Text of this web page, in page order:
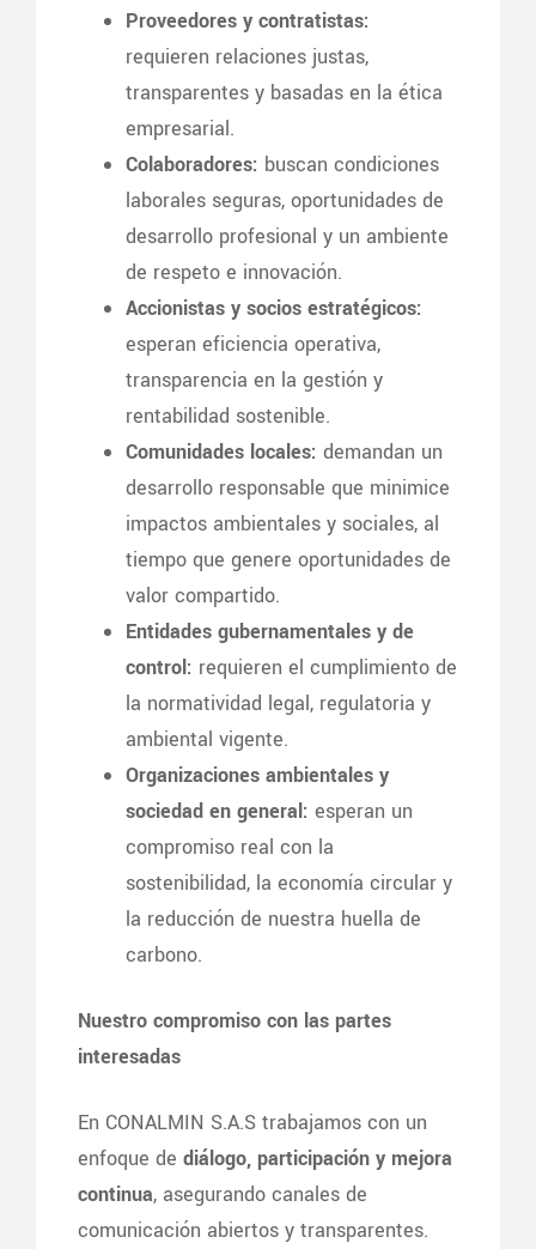
Proveedores y contratistas:
requieren relaciones justas,
transparentes y basadas en la ética
empresarial.
Colaboradores: buscan condiciones
laborales seguras, oportunidades de
desarrollo profesional y un ambiente
de respeto e innovación.
Accionistas y socios estratégicos:
esperan eficiencia operativa,
transparencia en la gestión y
rentabilidad sostenible.
Comunidades locales: demandan un
desarrollo responsable que minimice
impactos ambientales y sociales, al
tiempo que genere oportunidades de
valor compartido.
Entidades gubernamentales y de
control: requieren el cumplimiento de
la normatividad legal, regulatoria y
ambiental vigente.
Organizaciones ambientales y
sociedad en general: esperan un
compromiso real con la
sostenibilidad, la economía circular y
la reducción de nuestra huella de
carbono.
Nuestro compromiso con las partes
interesadas
En CONALMIN S.A.S trabajamos con un
enfoque de diálogo, participación y mejora
continua, asegurando canales de
comunicación abiertos y transparentes.